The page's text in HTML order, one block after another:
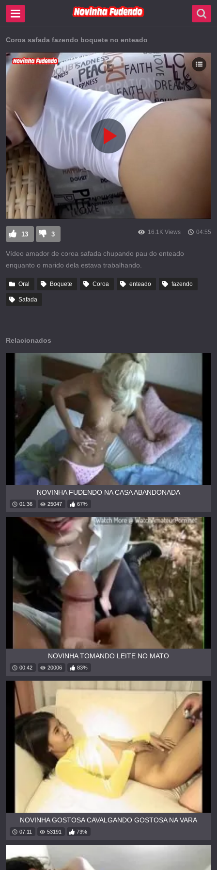
Coroa safada fazendo boquete no enteado
13 3 16.1K Views 04:55
Vídeo amador de coroa safada chupando pau do enteado
enquanto o marido dela estava trabalhando.
Oral Boquete Coroa enteado fazendo
Safada
Relacionados
NOVINHA FUDENDO NA CASA ABANDONADA
01:36 25047 67%
NOVINHA TOMANDO LEITE NO MATO
00:42 20006 83%
NOVINHA GOSTOSA CAVALGANDO GOSTOSA NA VARA
07:11 53191 73%